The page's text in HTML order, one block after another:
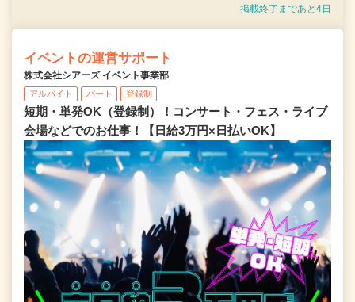
掲載終了まであと4日
イベントの運営サポート
株式会社シアーズ イベント事業部
アルバイト パート 登録制
短期・単発OK（登録制）！コンサート・フェス・ライブ
会場などでのお仕事！【日給3万円×日払いOK】